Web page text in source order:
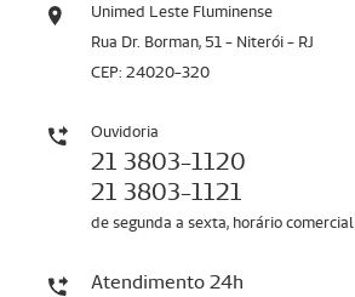
Unimed Leste Fluminense
Rua Dr. Borman, 51 - Niterói - RJ
CEP: 24020-320
Ouvidoria
21 3803-1120
21 3803-1121
de segunda a sexta, horário comercial
Atendimento 24h